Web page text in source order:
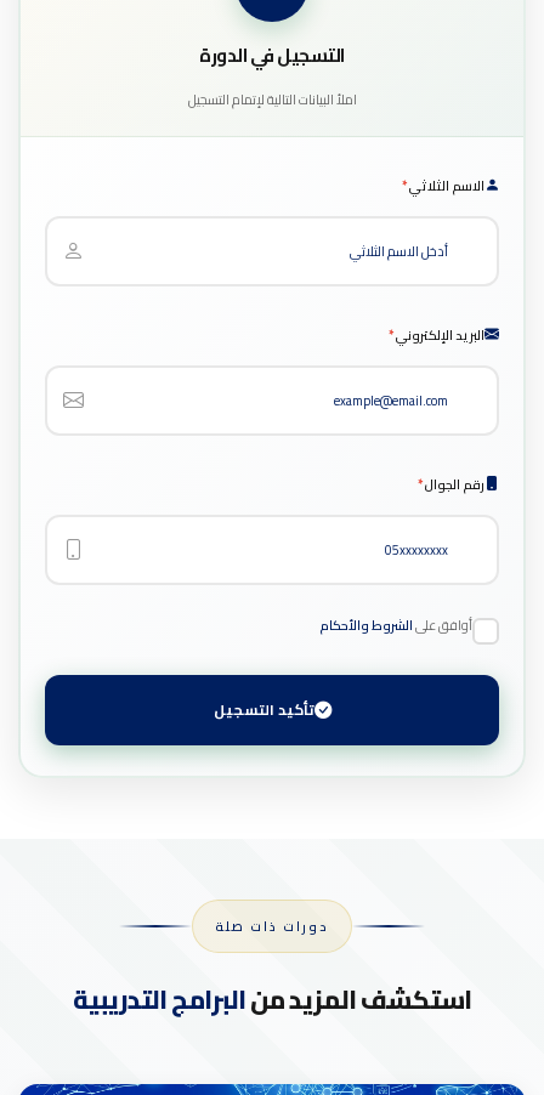
التسجيل في الدورة
املأ البيانات التالية لإتمام التسجيل
الاسم الثلاثي*
البريد الإلكتروني*
رقم الجوال*
أوافق علىالشروط والأحكام
تأكيد التسجيل
دورات ذات صلة
استكشف المزيد منالبرامج التدريبية